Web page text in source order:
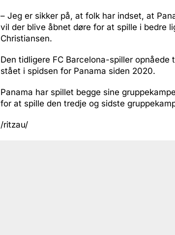
– Jeg er sikker på, at folk har indset, at
vil der blive åbnet døre for at spille i bedre
Christiansen.
Den tidligere FC Barcelona-spiller
stået i spidsen for Panama siden 2020.
Panama har spillet begge sine
for at spille den tredje og sidste
/ritzau/